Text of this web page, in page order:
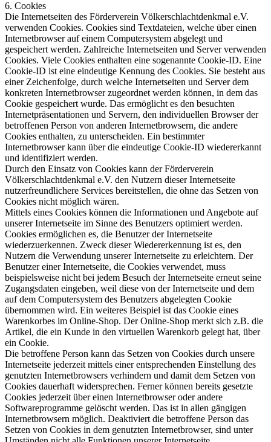
6. Cookies
Die Internetseiten des Förderverein Völkerschlachtdenkmal e.V.
verwenden Cookies. Cookies sind Textdateien, welche über einen
Internetbrowser auf einem Computersystem abgelegt und
gespeichert werden. Zahlreiche Internetseiten und Server verwenden
Cookies. Viele Cookies enthalten eine sogenannte Cookie-ID. Eine
Cookie-ID ist eine eindeutige Kennung des Cookies. Sie besteht aus
einer Zeichenfolge, durch welche Internetseiten und Server dem
konkreten Internetbrowser zugeordnet werden können, in dem das
Cookie gespeichert wurde. Das ermöglicht es den besuchten
Internetpräsentationen und Servern, den individuellen Browser der
betroffenen Person von anderen Internetbrowsern, die andere
Cookies enthalten, zu unterscheiden. Ein bestimmter
Internetbrowser kann über die eindeutige Cookie-ID wiedererkannt
und identifiziert werden.
Durch den Einsatz von Cookies kann der Förderverein
Völkerschlachtdenkmal e.V. den Nutzern dieser Internetseite
nutzerfreundlichere Services bereitstellen, die ohne das Setzen von
Cookies nicht möglich wären.
Mittels eines Cookies können die Informationen und Angebote auf
unserer Internetseite im Sinne des Benutzers optimiert werden.
Cookies ermöglichen es, die Benutzer der Internetseite
wiederzuerkennen. Zweck dieser Wiedererkennung ist es, den
Nutzern die Verwendung unserer Internetseite zu erleichtern. Der
Benutzer einer Internetseite, die Cookies verwendet, muss
beispielsweise nicht bei jedem Besuch der Internetseite erneut seine
Zugangsdaten eingeben, weil diese von der Internetseite und dem
auf dem Computersystem des Benutzers abgelegten Cookie
übernommen wird. Ein weiteres Beispiel ist das Cookie eines
Warenkorbes im Online-Shop. Der Online-Shop merkt sich z.B. die
Artikel, die ein Kunde in den virtuellen Warenkorb gelegt hat, über
ein Cookie.
Die betroffene Person kann das Setzen von Cookies durch unsere
Internetseite jederzeit mittels einer entsprechenden Einstellung des
genutzten Internetbrowsers verhindern und damit dem Setzen von
Cookies dauerhaft widersprechen. Ferner können bereits gesetzte
Cookies jederzeit über einen Internetbrowser oder andere
Softwareprogramme gelöscht werden. Das ist in allen gängigen
Internetbrowsern möglich. Deaktiviert die betroffene Person das
Setzen von Cookies in dem genutzten Internetbrowser, sind unter